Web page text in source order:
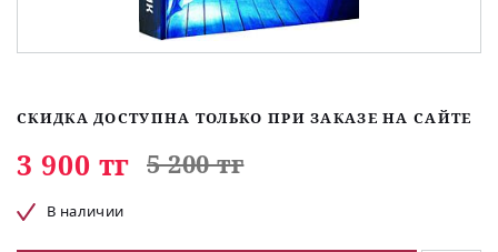
СКИДКА ДОСТУПНА ТОЛЬКО ПРИ ЗАКАЗЕ НА САЙТЕ
3 900 тг 5 200 тг
В наличии